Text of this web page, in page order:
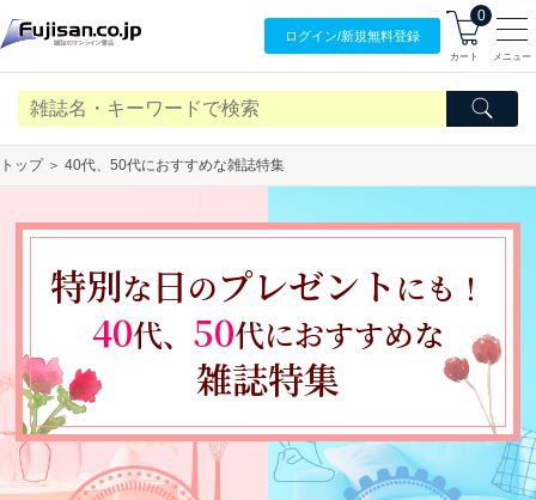
ログイン/新規無料登録
0
カート メニュー
トップ ＞ 40代、50代におすすめな雑誌特集
特別な日のプレゼント にも！
40代、 50代におすすめな
雑誌特集